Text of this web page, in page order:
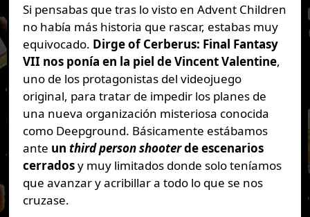
Si pensabas que tras lo visto en Advent Children
no había más historia que rascar, estabas muy
equivocado. Dirge of Cerberus: Final Fantasy
VII nos ponía en la piel de Vincent Valentine,
uno de los protagonistas del videojuego
original, para tratar de impedir los planes de
una nueva organización misteriosa conocida
como Deepground. Básicamente estábamos
ante un third person shooterde escenarios
cerradosy muy limitados donde solo teníamos
que avanzar y acribillar a todo lo que se nos
cruzase.